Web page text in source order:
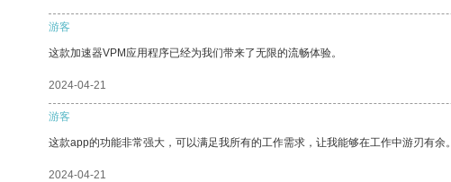
游客
这款加速器VPM应用程序已经为我们带来了无限的流畅体验。
2024-04-21
游客
这款app的功能非常强大，可以满足我所有的工作需求，让我能够在工作中游刃有余。
2024-04-21